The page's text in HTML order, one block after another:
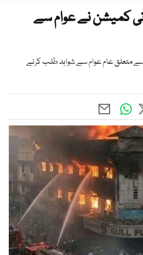
کمیشن نے عوام سے
متعلق عام عوام سے شواہد طلب کرنے